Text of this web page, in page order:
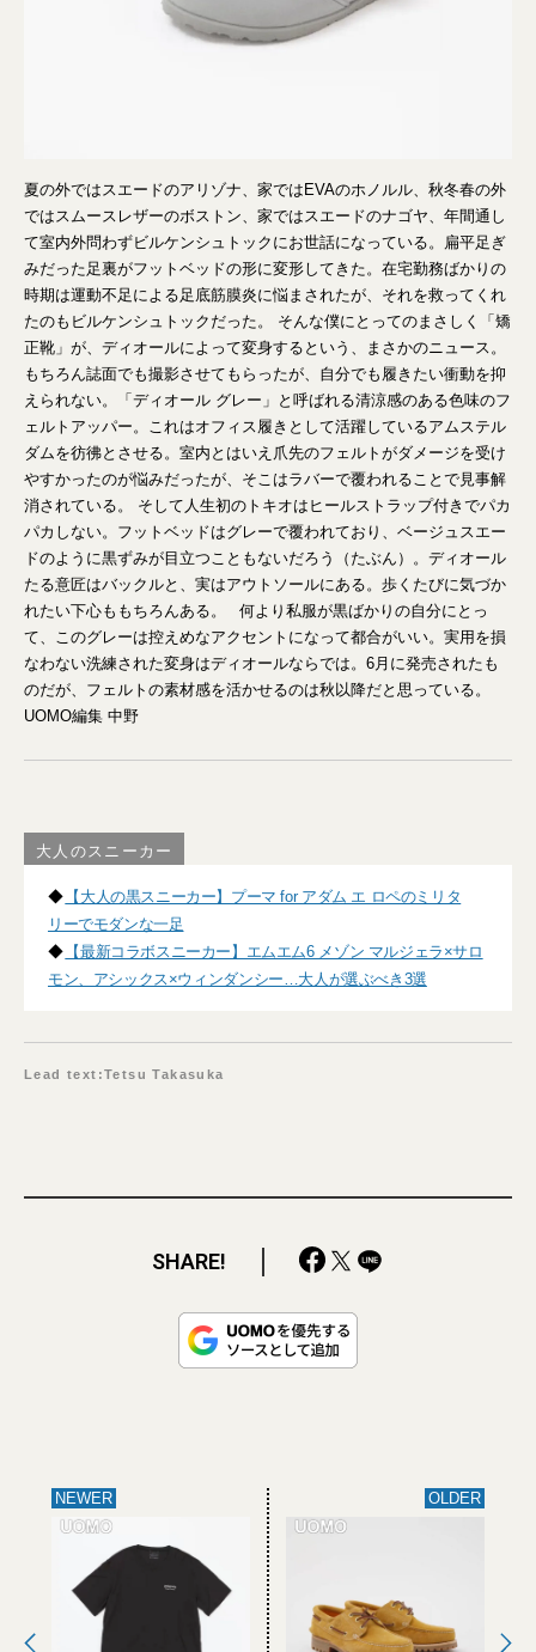
夏の外ではスエードのアリゾナ、家ではEVAのホノルル、秋冬春の外
ではスムースレザーのボストン、家ではスエードのナゴヤ、年間通し
て室内外問わずビルケンシュトックにお世話になっている。扁平足ぎ
みだった足裏がフットベッドの形に変形してきた。在宅勤務ばかりの
時期は運動不足による足底筋膜炎に悩まされたが、それを救ってくれ
たのもビルケンシュトックだった。 そんな僕にとってのまさしく「矯
正靴」が、ディオールによって変身するという、まさかのニュース。
もちろん誌面でも撮影させてもらったが、自分でも履きたい衝動を抑
えられない。「ディオール グレー」と呼ばれる清涼感のある色味のフ
ェルトアッパー。これはオフィス履きとして活躍しているアムステル
ダムを彷彿とさせる。室内とはいえ爪先のフェルトがダメージを受け
やすかったのが悩みだったが、そこはラバーで覆われることで見事解
消されている。 そして人生初のトキオはヒールストラップ付きでパカ
パカしない。フットベッドはグレーで覆われており、ベージュスエー
ドのように黒ずみが目立つこともないだろう（たぶん）。ディオール
たる意匠はバックルと、実はアウトソールにある。歩くたびに気づか
れたい下心ももちろんある。 何より私服が黒ばかりの自分にとっ
て、このグレーは控えめなアクセントになって都合がいい。実用を損
なわない洗練された変身はディオールならでは。6月に発売されたも
のだが、フェルトの素材感を活かせるのは秋以降だと思っている。
UOMO編集 中野
大人のスニーカー
◆ 【大人の黒スニーカー】プーマ for アダム エ ロペのミリタ
リーでモダンな一足
◆ 【最新コラボスニーカー】エムエム6 メゾン マルジェラ×サロ
モン、アシックス×ウィンダンシー…大人が選ぶべき3選
Lead text:Tetsu Takasuka
SHARE!
NEWER OLDER